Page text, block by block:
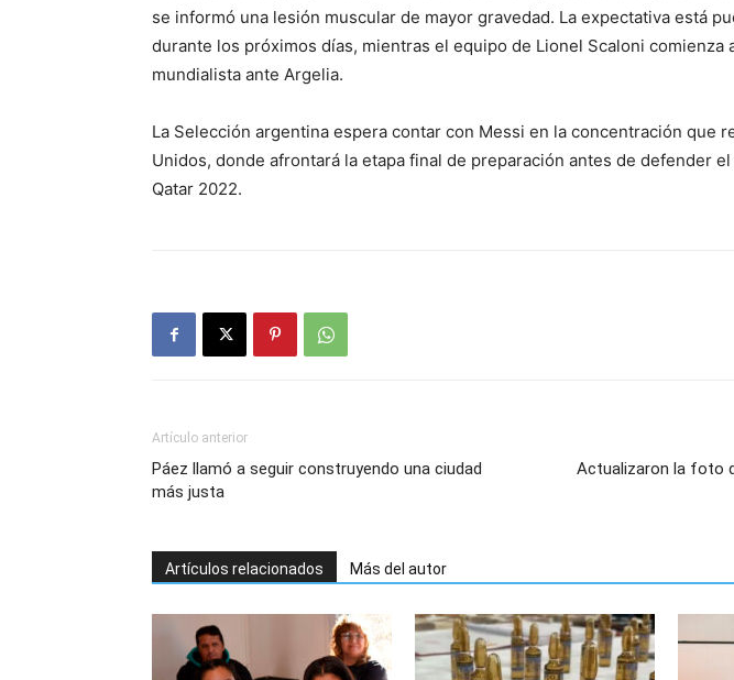
se informó una lesión muscular de mayor gravedad. La expectativa está
durante los próximos días, mientras el equipo de Lionel Scaloni comienza
mundialista ante Argelia.
La Selección argentina espera contar con Messi en la concentración que
Unidos, donde afrontará la etapa final de preparación antes de defender
Qatar 2022.
Artículo anterior
Páez llamó a seguir construyendo una ciudad
más justa
Actualizaron la foto
Artículos relacionados Más del autor